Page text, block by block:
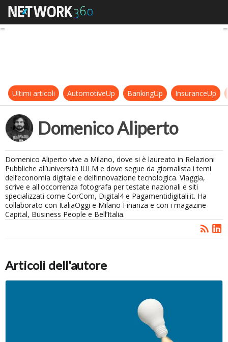
Domenico Aliperto
Ultimi articoli AutomotiveUp BankingUp InsuranceUp
Domenico Aliperto
Domenico Aliperto vive a Milano, dove si è laureato in Relazioni
Pubbliche all’università IULM e dove segue da giornalista i temi
dell’economia digitale e dell’innovazione tecnologica. Viaggia,
scrive e all'occorrenza fotografa per testate nazionali e siti
specializzati come CorCom, Digital4 e Pagamentidigitali.it. Ha
collaborato con ItaliaOggi e Milano Finanza e con i magazine
Capital, Business People e Bell’Italia.
Articoli dell'autore